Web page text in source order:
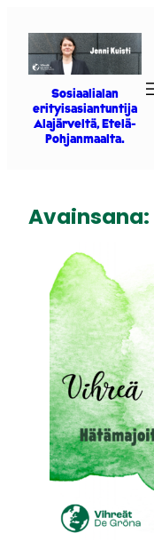
sisältöön
Sosiaalialan
erityisasiantuntija
Alajärveltä, Etelä-
Pohjanmaalta.
Avainsana: